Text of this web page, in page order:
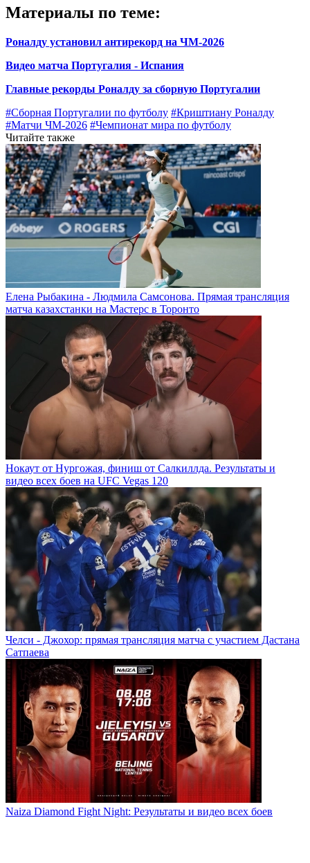
Материалы по теме:
Роналду установил антирекорд на ЧМ-2026
Видео матча Португалия - Испания
Главные рекорды Роналду за сборную Португалии
#Сборная Португалии по футболу #Криштиану Роналду
#Матчи ЧМ-2026 #Чемпионат мира по футболу
Читайте также
Елена Рыбакина - Людмила Самсонова. Прямая трансляция
матча казахстанки на Мастерс в Торонто
Нокаут от Нургожая, финиш от Салкиллда. Результаты и
видео всех боев на UFC Vegas 120
Челси - Джохор: прямая трансляция матча с участием Дастана
Сатпаева
Naiza Diamond Fight Night: Результаты и видео всех боев